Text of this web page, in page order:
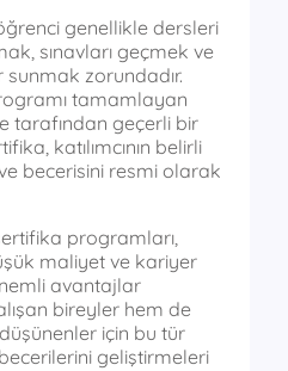
genellikle dersleri
sınavları geçmek ve
zorundadır.
tamamlayan
tarafından geçerli bir
katılımcının belirli
becerisini resmi olarak
programları,
maliyet ve kariyer
avantajlar
bireyler hem de
için bu tür
geliştirmeleri